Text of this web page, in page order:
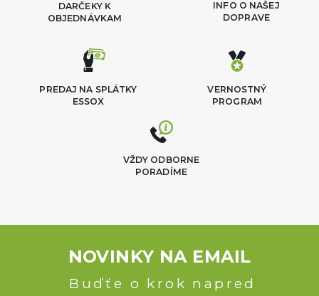
DARČEKY K
OBJEDNÁVKAM
INFO O NAŠEJ
DOPRAVE
VERNOSTNÝ
PROGRAM
PREDAJ NA SPLÁTKY
ESSOX
VŽDY ODBORNE
PORADÍME
NOVINKY NA EMAIL
Buďťe o krok napred